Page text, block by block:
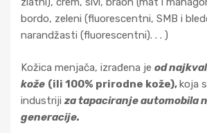
bordo, zeleni (fluorescentni, SMB i
narandžasti (fluorescentni). . . )
Kožica menjača, izrađena je od
kože (ili 100% prirodne kože),koja
industriji za tapaciranje automobila
generacije.